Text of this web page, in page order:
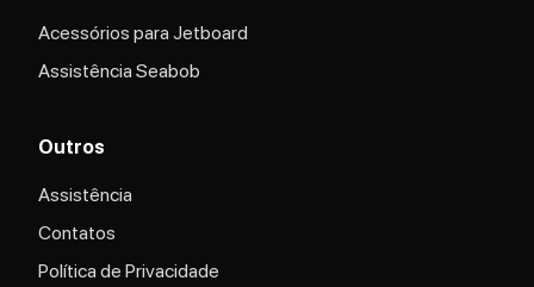
Acessórios para Jetboard
Assistência Seabob
Outros
Assistência
Contatos
Política de Privacidade